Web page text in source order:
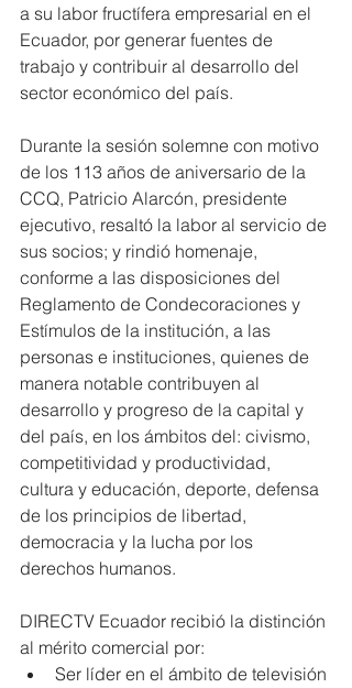
a su labor fructífera empresarial en el
Ecuador, por generar fuentes de
trabajo y contribuir al desarrollo del
sector económico del país.
Durante la sesión solemne con motivo
de los 113 años de aniversario de la
CCQ, Patricio Alarcón, presidente
ejecutivo, resaltó la labor al servicio de
sus socios; y rindió homenaje,
conforme a las disposiciones del
Reglamento de Condecoraciones y
Estímulos de la institución, a las
personas e instituciones, quienes de
manera notable contribuyen al
desarrollo y progreso de la capital y
del país, en los ámbitos del: civismo,
competitividad y productividad,
cultura y educación, deporte, defensa
de los principios de libertad,
democracia y la lucha por los
derechos humanos.
DIRECTV Ecuador recibió la distinción
al mérito comercial por:
Ser líder en el ámbito de televisión